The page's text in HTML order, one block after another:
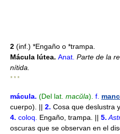
2 (inf.) *Engaño o *trampa.
Mácula lútea. Anat. Parte de la
nítida.
* * *
mácula. (Del lat. macŭla). f.
cuerpo). || 2. Cosa que deslustra
4. coloq. Engaño, trampa. || 5.
oscuras que se observan en el